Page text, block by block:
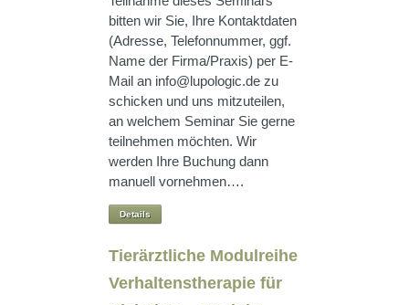
bitten wir Sie, Ihre Kontaktdaten
(Adresse, Telefonnummer, ggf.
Name der Firma/Praxis) per E-
Mail an info@lupologic.de zu
schicken und uns mitzuteilen,
an welchem Seminar Sie gerne
teilnehmen möchten. Wir
werden Ihre Buchung dann
manuell vornehmen….
Details
Tierärztliche Modulreihe
Verhaltenstherapie für